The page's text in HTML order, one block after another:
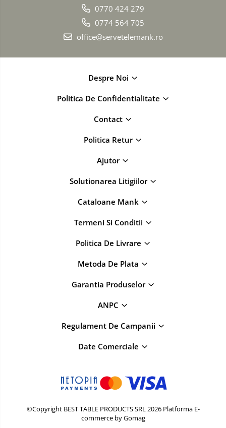
0770 424 279
0774 564 705
office@servetelemank.ro
Despre Noi
Politica De Confidentialitate
Contact
Politica Retur
Ajutor
Solutionarea Litigiilor
Cataloane Mank
Termeni Si Conditii
Politica De Livrare
Metoda De Plata
Garantia Produselor
ANPC
Regulament De Campanii
Date Comerciale
©Copyright BEST TABLE PRODUCTS SRL 2026 Platforma E-
commerce by Gomag